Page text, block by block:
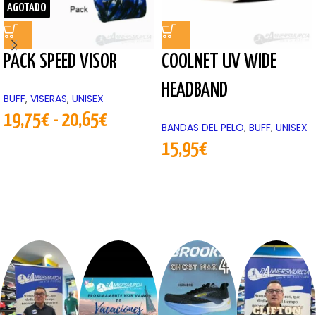
AGOTADO
PACK SPEED VISOR
BUFF, VISERAS, UNISEX
19,75€ - 20,65€
COOLNET UV WIDE
HEADBAND
BANDAS DEL PELO, BUFF, UNISEX
15,95€